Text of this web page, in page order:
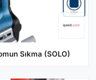
Sıkma (SOLO)